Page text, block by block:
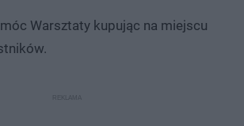
Warsztaty kupując na miejscu